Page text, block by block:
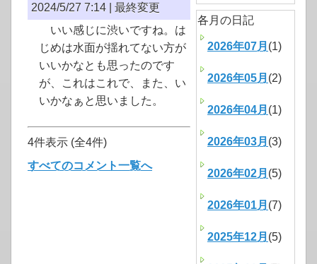
2024/5/27 7:14 | 最終変更
いい感じに渋いですね。は
じめは水面が揺れてない方が
いいかなとも思ったのです
が、これはこれで、また、い
いかなぁと思いました。
4件表示 (全4件)
すべてのコメント一覧へ
各月の日記
2026年07月 (1)
2026年05月 (2)
2026年04月 (1)
2026年03月 (3)
2026年02月 (5)
2026年01月 (7)
2025年12月 (5)